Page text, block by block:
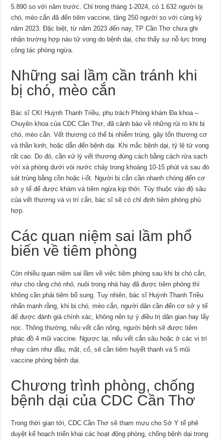
5.890 so với năm trước. Chỉ trong tháng 1-2024, có 1.632 người bị
chó, mèo cắn đã đến tiêm vaccine, tăng 250 người so với cùng kỳ
năm 2023. Đặc biệt, từ năm 2023 đến nay, TP Cần Thơ chưa ghi
nhận trường hợp nào tử vong do bệnh dại, cho thấy sự nỗ lực trong
công tác phòng ngừa.
Những sai lầm cần tránh khi
bị chó, mèo cắn
Bác sĩ CKI Huỳnh Thanh Triều, phụ trách Phòng khám Đa khoa –
Chuyên khoa của CDC Cần Thơ, đã cảnh báo về những rủi ro khi bị
chó, mèo cắn. Vết thương có thể bị nhiễm trùng, gây tổn thương cơ
và thần kinh, hoặc dẫn đến bệnh dại. Khi mắc bệnh dại, tỷ lệ tử vong
rất cao. Do đó, cần xử lý vết thương đúng cách bằng cách rửa sạch
với xà phòng dưới vòi nước chảy trong khoảng 10-15 phút và sau đó
sát trùng bằng cồn hoặc i-ốt. Người bị cắn cần nhanh chóng đến cơ
sở y tế để được khám và tiêm ngừa kịp thời. Tùy thuộc vào độ sâu
của vết thương và vị trí cắn, bác sĩ sẽ có chỉ định tiêm phòng phù
hợp.
Các quan niệm sai lầm phổ
biến về tiêm phòng
Còn nhiều quan niệm sai lầm về việc tiêm phòng sau khi bị chó cắn,
như cho rằng chó nhỏ, nuôi trong nhà hay đã được tiêm phòng thì
không cần phải tiêm bổ sung. Tuy nhiên, bác sĩ Huỳnh Thanh Triều
nhấn mạnh rằng, khi bị chó, mèo cắn, người dân cần đến cơ sở y tế
để được đánh giá chính xác, không nên tự ý điều trị dân gian hay lấy
nọc. Thông thường, nếu vết cắn nông, người bệnh sẽ được tiêm
phác đồ 4 mũi vaccine. Ngược lại, nếu vết cắn sâu hoặc ở các vị trí
nhạy cảm như đầu, mặt, cổ, sẽ cần tiêm huyết thanh và 5 mũi
vaccine phòng bệnh dại.
Chương trình phòng, chống
bệnh dại của CDC Cần Thơ
Trong thời gian tới, CDC Cần Thơ sẽ tham mưu cho Sở Y tế phê
duyệt kế hoạch triển khai các hoạt động phòng, chống bệnh dại trong